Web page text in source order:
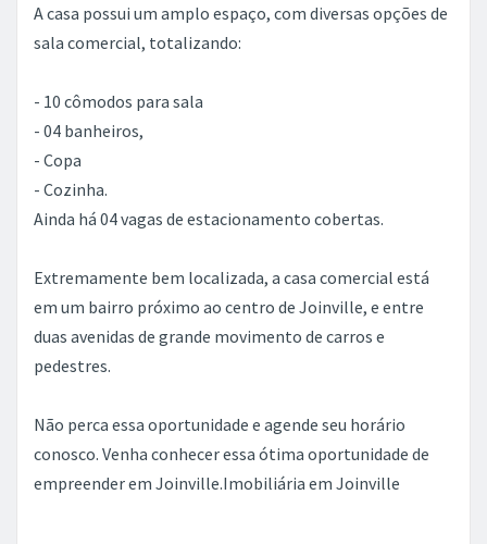
A casa possui um amplo espaço, com diversas opções de
sala comercial, totalizando:
- 10 cômodos para sala
- 04 banheiros,
- Copa
- Cozinha.
Ainda há 04 vagas de estacionamento cobertas.
Extremamente bem localizada, a casa comercial está
em um bairro próximo ao centro de Joinville, e entre
duas avenidas de grande movimento de carros e
pedestres.
Não perca essa oportunidade e agende seu horário
conosco. Venha conhecer essa ótima oportunidade de
empreender em Joinville.Imobiliária em Joinville